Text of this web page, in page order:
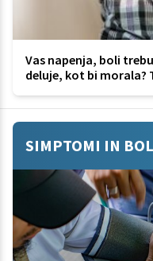
Vas napenja, boli
deluje, kot bi morala?
SIMPTOMI IN